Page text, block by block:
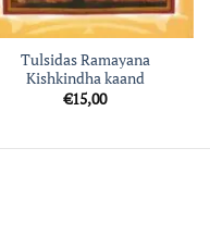
Tulsidas Ramayana
Kishkindha kaand
€15,00